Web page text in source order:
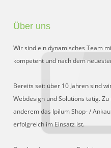
Über uns
Wir sind ein dynamisches Team
kompetent und nach dem
Bereits seit über 10 Jahren sind
Webdesign und Solutions tätig.
anderem das Ipilum Shop- /
erfolgreich im Einsatz ist.